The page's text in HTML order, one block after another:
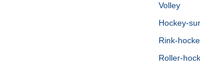
Volley
Hockey-
Rink-
Roller-